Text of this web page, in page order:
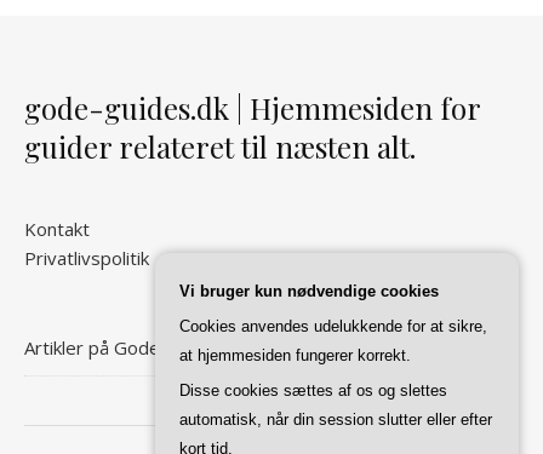
gode-guides.dk | Hjemmesiden for
guider relateret til næsten alt.
Kontakt
Privatlivspolitik
Artikler på Gode Guides
Vi bruger kun nødvendige cookies
Cookies anvendes udelukkende for at sikre,
at hjemmesiden fungerer korrekt.
Disse cookies sættes af os og slettes
automatisk, når din session slutter eller efter
kort tid.